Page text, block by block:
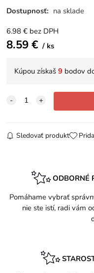
Dostupnosť: na sklade
6.98 € bez DPH
8.59€ ks
Kúpou získaš9 bodov
Sledovať produkt
ODBORNÉ
Pomáhame vybrať
nie ste istí, radi vám